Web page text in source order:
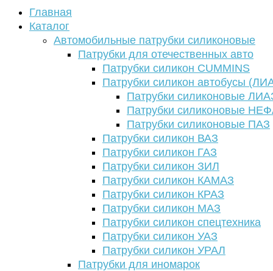
Главная
Каталог
Автомобильные патрубки силиконовые
Патрубки для отечественных авто
Патрубки силикон CUMMINS
Патрубки силикон автобусы
Патрубки силиконовые
Патрубки силиконовые
Патрубки силиконовые ПАЗ
Патрубки силикон ВАЗ
Патрубки силикон ГАЗ
Патрубки силикон ЗИЛ
Патрубки силикон КАМАЗ
Патрубки силикон КРАЗ
Патрубки силикон МАЗ
Патрубки силикон спецтехника
Патрубки силикон УАЗ
Патрубки силикон УРАЛ
Патрубки для иномарок